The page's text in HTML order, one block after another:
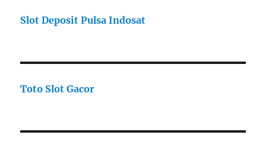
Slot Deposit Pulsa Indosat
Toto Slot Gacor